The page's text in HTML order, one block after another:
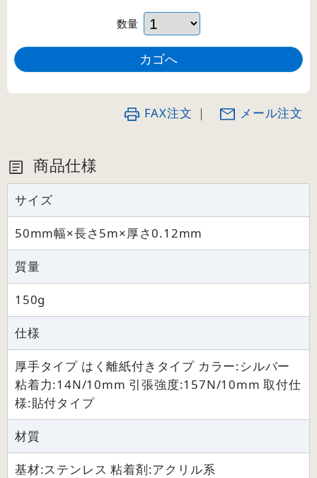
数量
FAX注文 ｜ メール注文
商品仕様
サイズ
50mm幅×長さ5m×厚さ0.12mm
質量
150g
仕様
厚手タイプ はく離紙付きタイプ カラー:シルバー
粘着力:14N/10mm 引張強度:157N/10mm 取付仕
様:貼付タイプ
材質
基材:ステンレス 粘着剤:アクリル系